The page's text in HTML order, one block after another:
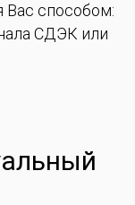
способом:
СДЭК или